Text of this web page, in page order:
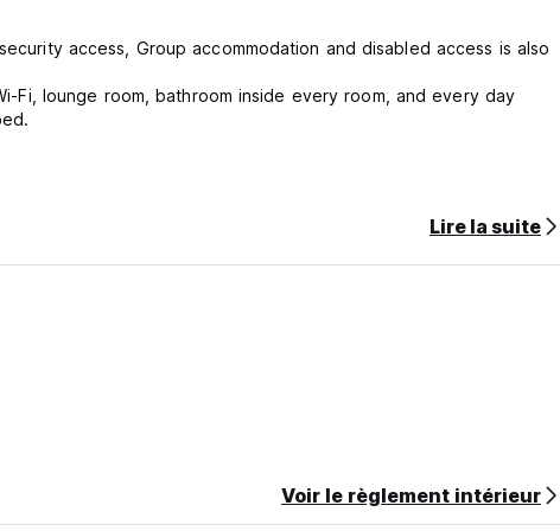
access, Group accommodation and disabled access is also
lounge room, bathroom inside every room, and every day
or No Show, you will be charged the first night of your stay.
Lire la suite
Voir le règlement intérieur